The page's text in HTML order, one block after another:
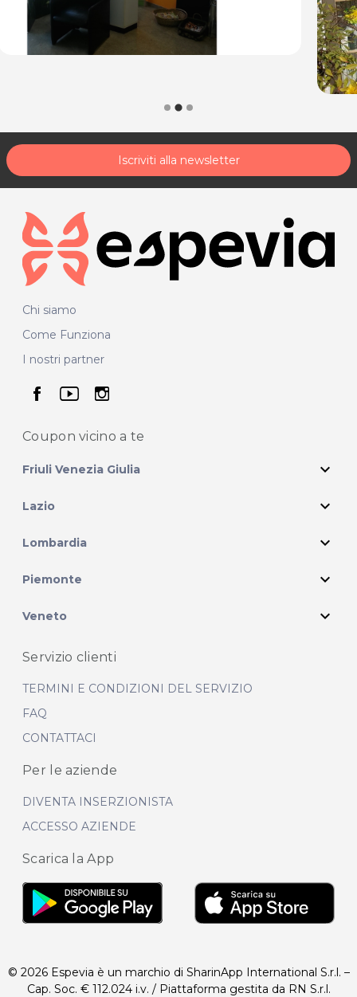
Iscriviti alla newsletter
Chi siamo
Come Funziona
I nostri partner
seguici su facebook
seguici su youtube
seguici su instagram
Coupon vicino a te
Friuli Venezia Giulia expand_more
Lazio expand_more
Lombardia expand_more
Piemonte expand_more
Veneto expand_more
Servizio clienti
TERMINI E CONDIZIONI DEL SERVIZIO
FAQ
CONTATTACI
Per le aziende
DIVENTA INSERZIONISTA
ACCESSO AZIENDE
Scarica la App
© 2026 Espevia è un marchio di SharinApp International S.r.l. –
Cap. Soc. € 112.024 i.v. / Piattaforma gestita da RN S.r.l.